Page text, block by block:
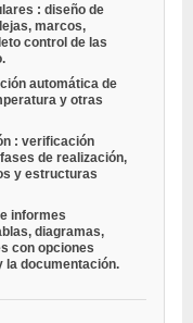
: diseño de
marcos,
control de las
automática de
y otras
: verificación
de realización,
y estructuras
informes
diagramas,
con opciones
la documentación.